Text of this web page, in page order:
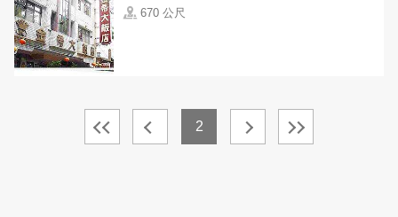
670 公尺
2